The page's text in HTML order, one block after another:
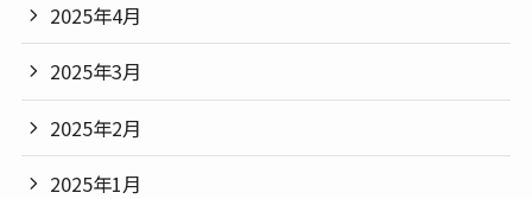
2025年4月
2025年3月
2025年2月
2025年1月